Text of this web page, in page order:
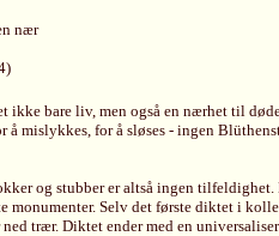
nær
ikke bare liv, men også en nærhet til
å mislykkes, for å sløses - ingen
og stubber er altså ingen
monumenter. Selv det første diktet i
trær. Diktet ender med en